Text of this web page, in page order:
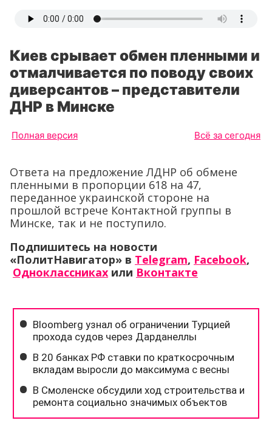
Киев срывает обмен пленными и
отмалчивается по поводу своих
диверсантов – представители
ДНР в Минске
Полная версия Всё за сегодня
Ответа на предложение ЛДНР об обмене
пленными в пропорции 618 на 47,
переданное украинской стороне на
прошлой встрече Контактной группы в
Минске, так и не поступило.
Подпишитесь на новости
«ПолитНавигатор» в Telegram, Facebook,
Одноклассниках или Вконтакте